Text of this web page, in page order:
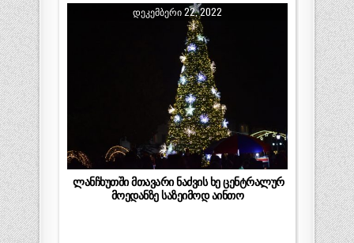
ᲓᲔᲙᲔᲛᲑᲔᲠᲘ 22, 2022
ლანჩხუთში მთავარი ნაძვის ხე ცენტრალურ
მოედანზე საზეიმოდ აინთო